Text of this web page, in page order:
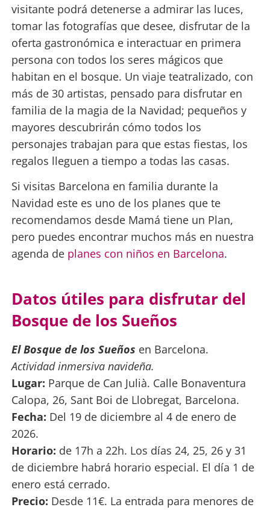
visitante podrá detenerse a admirar las luces,
tomar las fotografías que desee, disfrutar de la
oferta gastronómica e interactuar en primera
persona con todos los seres mágicos que
habitan en el bosque. Un viaje teatralizado, con
más de 30 artistas, pensado para disfrutar en
familia de la magia de la Navidad; pequeños y
mayores descubrirán cómo todos los
personajes trabajan para que estas fiestas, los
regalos lleguen a tiempo a todas las casas.
Si visitas Barcelona en familia durante la
Navidad este es uno de los planes que te
recomendamos desde Mamá tiene un Plan,
pero puedes encontrar muchos más en nuestra
agenda de planes con niños en Barcelona.
Datos útiles para disfrutar del
Bosque de los Sueños
El Bosque de los Sueños en Barcelona.
Actividad inmersiva navideña.
Lugar: Parque de Can Julià. Calle Bonaventura
Calopa, 26, Sant Boi de Llobregat, Barcelona.
Fecha: Del 19 de diciembre al 4 de enero de
2026.
Horario: de 17h a 22h. Los días 24, 25, 26 y 31
de diciembre habrá horario especial. El día 1 de
enero está cerrado.
Precio: Desde 11€. La entrada para menores de